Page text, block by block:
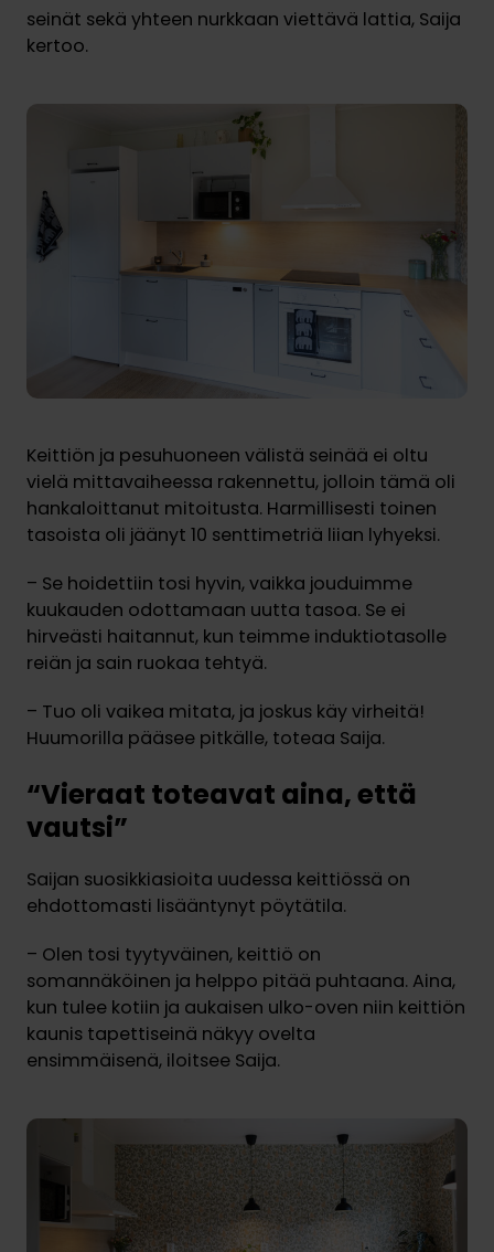
seinät sekä yhteen nurkkaan viettävä lattia, Saija
kertoo.
Keittiön ja pesuhuoneen välistä seinää ei oltu
vielä mittavaiheessa rakennettu, jolloin tämä oli
hankaloittanut mitoitusta. Harmillisesti toinen
tasoista oli jäänyt 10 senttimetriä liian lyhyeksi.
– Se hoidettiin tosi hyvin, vaikka jouduimme
kuukauden odottamaan uutta tasoa. Se ei
hirveästi haitannut, kun teimme induktiotasolle
reiän ja sain ruokaa tehtyä.
– Tuo oli vaikea mitata, ja joskus käy virheitä!
Huumorilla pääsee pitkälle, toteaa Saija.
“Vieraat toteavat aina, että
vautsi”
Saijan suosikkiasioita uudessa keittiössä on
ehdottomasti lisääntynyt pöytätila.
– Olen tosi tyytyväinen, keittiö on
somannäköinen ja helppo pitää puhtaana. Aina,
kun tulee kotiin ja aukaisen ulko-oven niin keittiön
kaunis tapettiseinä näkyy ovelta
ensimmäisenä, iloitsee Saija.